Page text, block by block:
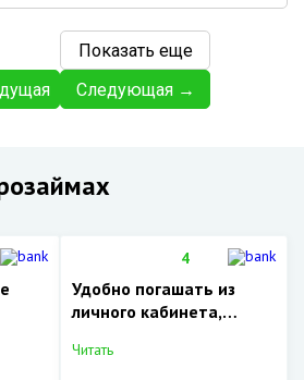
Показать еще
Следующая →
4
Удобно погашать из
личного кабинета,…
Читать